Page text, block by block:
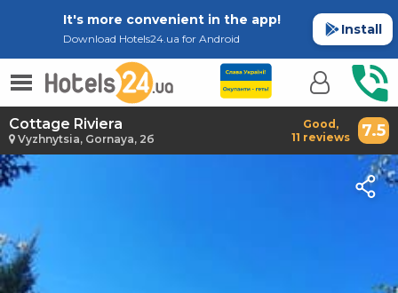
It's more convenient in the app!
Download Hotels24.ua for Android
Install
Cottage Riviera
Vyzhnytsia, Gornaya, 2б
Good, 7.5
11 reviews